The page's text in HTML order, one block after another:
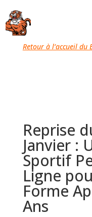
Retour à l’accueil du
Reprise
Janvier :
Sportif
Ligne
Forme
Ans